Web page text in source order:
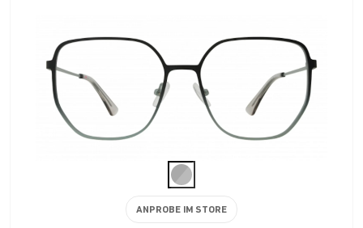
ANPROBE IM STORE